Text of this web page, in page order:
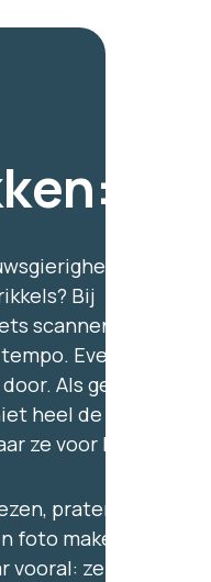
hoe
Bij
scannen,
Even
Als gezin op
heel de dag
ze voor kwam.
praten met
foto maken
ze heeft